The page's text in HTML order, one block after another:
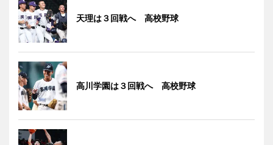
天理は３回戦へ 高校野球
高川学園は３回戦へ 高校野球